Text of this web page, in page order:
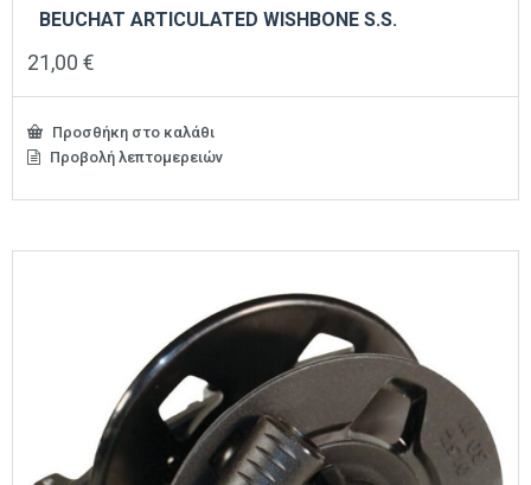
BEUCHAT ARTICULATED WISHBONE S.S.
21,00 €
Προσθήκη στο καλάθι
Προβολή λεπτομερειών